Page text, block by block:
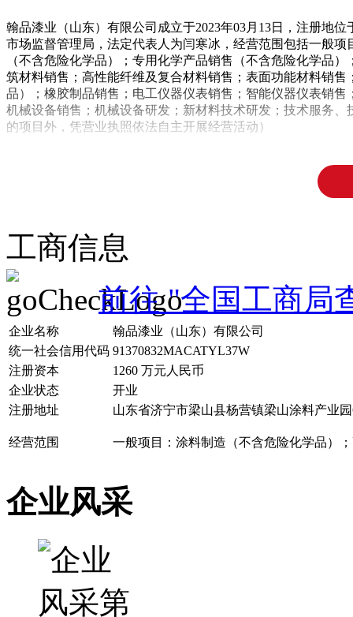
翰品漆业（山东）有限公司成立于2023年03月13日，注册地
市场监督管理局，法定代表人为闫寒冰，经营范围包括一般
（不含危险化学品）；专用化学产品销售（不含危险化学品
筑材料销售；高性能纤维及复合材料销售；表面功能材料销
品）；橡胶制品销售；电工仪器仪表销售；智能仪器仪表销
机械设备销售；机械设备研发；新材料技术研发；技术服务
的项目外，凭营业执照依法自主开展经营活动）
工商信息
前往 "全国工商局
企业名称
翰品漆业（山东）有限公司
统一社会信用代码 91370832MACATYL37W
注册资本
1260 万元人民币
企业状态
开业
注册地址
山东省济宁市梁山县杨营镇梁山涂料产业
经营范围 一般项目：涂料制造（不含危险化学品）
企业风采